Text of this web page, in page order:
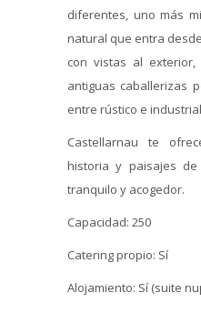
diferentes, uno más
natural que entra
con vistas al
antiguas caballerizas
entre rústico e
Castellarnau te
historia y paisajes
tranquilo y acogedor.
Capacidad: 250
Catering propio: Sí
Alojamiento: Sí (suite